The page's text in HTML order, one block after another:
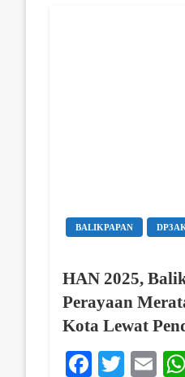
BALIKPAPAN
HAN 2025,
Perayaan
Kota Lewat
Facebook